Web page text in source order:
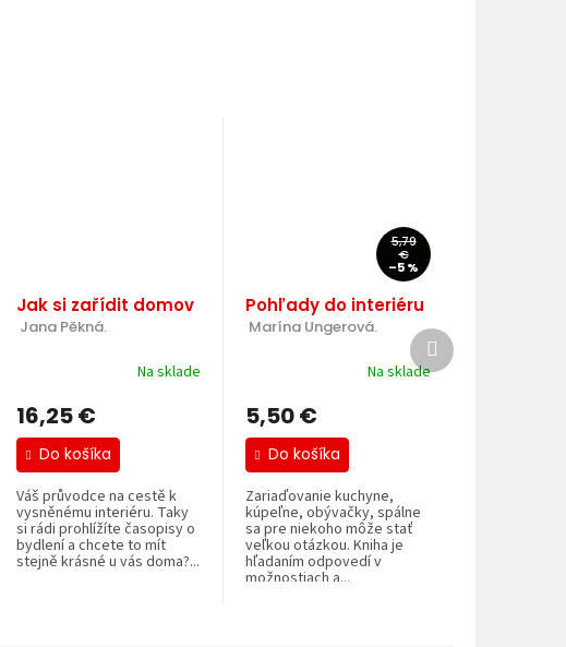
Jak si zařídit domov
Jana Pěkná.
Na sklade
16,25 €
Do košíka
Váš průvodce na cestě k
vysněnému interiéru. Taky
si rádi prohlížíte časopisy o
bydlení a chcete to mít
stejně krásné u vás doma?...
5,79
€
–5 %
Pohľady do interiéru
Marína Ungerová.
Na sklade
5,50 €
Do košíka
Zariaďovanie kuchyne,
kúpeľne, obývačky, spálne
sa pre niekoho môže stať
veľkou otázkou. Kniha je
hľadaním odpovedí v
možnostiach a...
Ďalší
produkt